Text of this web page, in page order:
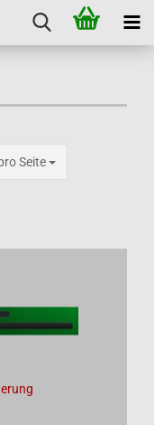
Seite